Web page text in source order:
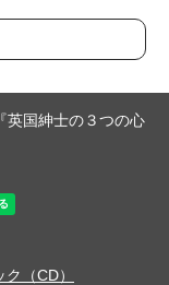
英国紳士の３つの心
（CD）